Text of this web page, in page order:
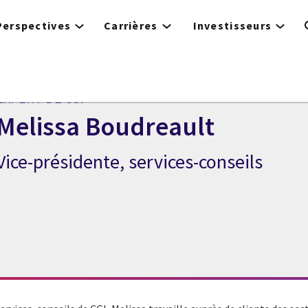
Carrières Investisseurs
DE CGI
Boudreault
de CGI Melissa Boudreault
présidente, services-conseils